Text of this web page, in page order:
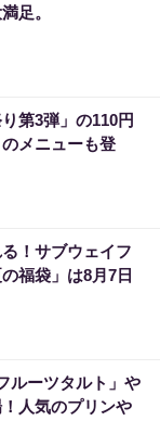
足。
第3弾」の110円
メニューも登
！サブウェイフ
福袋」は8月7日
ルーツタルト」や
！人気のプリンや